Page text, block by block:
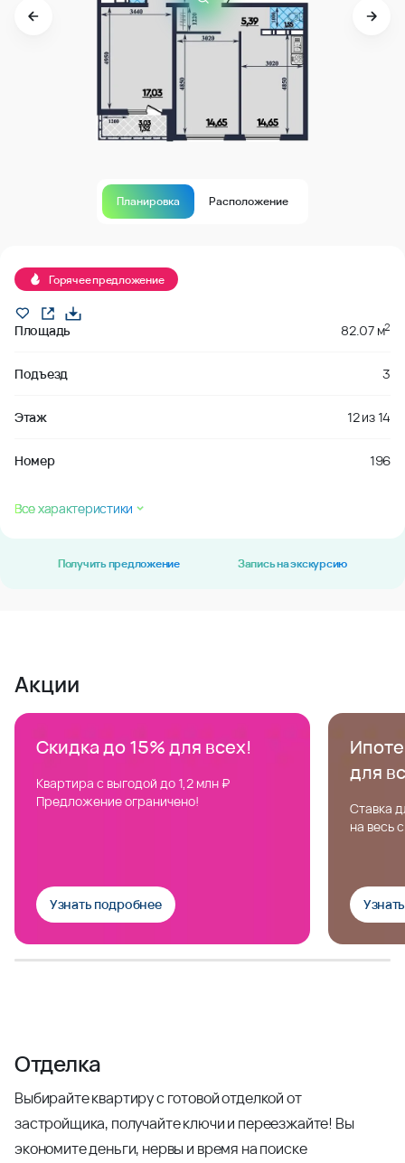
Планировка Расположение
Горячее предложение
Площадь 82.07 м2
Подъезд 3
Этаж 12из14
Номер 196
Все характеристики
Получить предложение Запись на экскурсию
Акции
Скидка до 15% для всех!
Квартира с выгодой до 1,2 млн ₽
Предложение ограничено!
Узнать подробнее
для
Ставка
на весь
Отделка
Выбирайте квартиру с готовой отделкой от
застройщика, получайте ключи и переезжайте! Вы
экономите деньги, нервы и время на поиске